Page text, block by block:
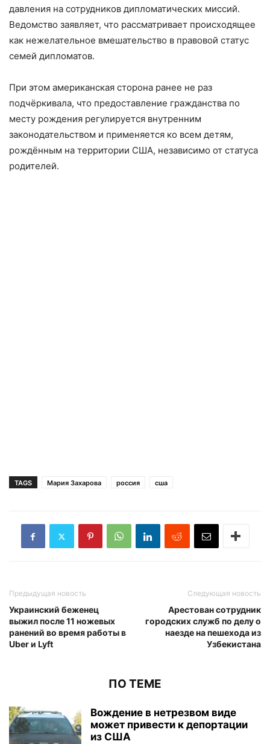
давления на сотрудников дипломатических миссий.
Ведомство заявляет, что рассматривает происходящее
как нежелательное вмешательство в правовой статус
семей дипломатов.
При этом американская сторона ранее не раз
подчёркивала, что предоставление гражданства по
месту рождения регулируется внутренним
законодательством и применяется ко всем детям,
рождённым на территории США, независимо от статуса
родителей.
TAGS Мария Захарова россия сша
Предыдущая новость
Украинский беженец
выжил после 11 ножевых
ранений во время работы в
Uber и Lyft
Следующая новость
Арестован сотрудник
городских служб по делу о
наезде на пешехода из
Узбекистана
ПО ТЕМЕ
Вождение в нетрезвом виде
может привести к депортации
из США